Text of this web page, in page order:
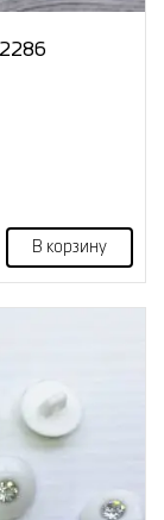
В корзину